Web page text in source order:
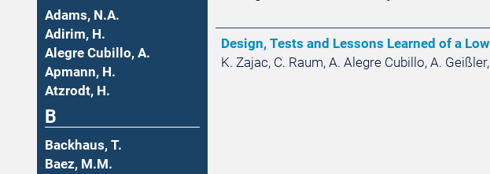
Adams, N.A.
Adirim, H.
Alegre Cubillo, A.
Apmann, H.
Atzrodt, H.
B
Backhaus, T.
Baez, M.M.
Design, Tests and Lessons Learned of a
K. Zajac, C. Raum, A. Alegre Cubillo, A.